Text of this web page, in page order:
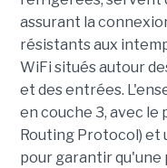
assurant la
résistants aux
WiFi situés autour
et des entrées.
en couche 3, avec le
Routing Protocol) et
pour garantir qu'une